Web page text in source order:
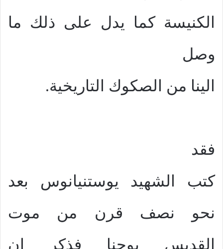
الكنيسة كما يدل على ذلك ما
وصل
الينا من الصكوك التاريخية.
فقد
كتب الشهيد يوستنيانوس بعد
نحو نصف قرن من موت
القديس يوحنا فذكر ان